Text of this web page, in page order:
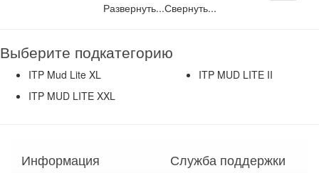
Развернуть...Свернуть...
Выберите подкатегорию
ITP Mud Lite XL
ITP MUD LITE II
ITP MUD LITE XXL
Информация Служба поддержки